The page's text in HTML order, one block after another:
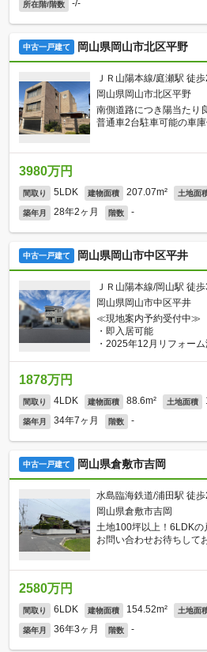
所在階/階数 -/-
中古一戸建て 岡山県岡山市北区平野
ＪＲ山陽本線/庭瀬駅 徒
岡山県岡山市北区平野
南側道路につき陽当たり
普通車2台駐車可能の車
3980万円
間取り 5LDK 建物面積 207.07m² 土地面
築年月 28年2ヶ月 階数 -
中古一戸建て 岡山県岡山市中区平井
ＪＲ山陽本線/岡山駅 徒
岡山県岡山市中区平井
≪現地案内予約受付中≫
・即入居可能
・2025年12月リフォー
1878万円
間取り 4LDK 建物面積 88.6m² 土地面積
築年月 34年7ヶ月 階数 -
中古一戸建て 岡山県倉敷市吉岡
水島臨海鉄道/浦田駅 徒
岡山県倉敷市吉岡
土地100坪以上！6LDKの
お問い合わせお待ちして
2580万円
間取り 6LDK 建物面積 154.52m² 土地面
築年月 36年3ヶ月 階数 -